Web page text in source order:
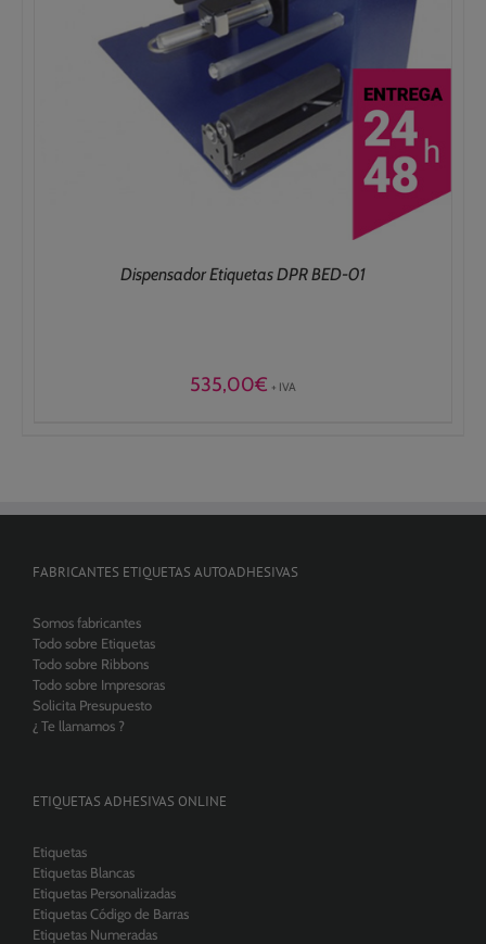
Dispensador Etiquetas DPR BED-01
535,00€ + IVA
FABRICANTES ETIQUETAS AUTOADHESIVAS
Somos fabricantes
Todo sobre Etiquetas
Todo sobre Ribbons
Todo sobre Impresoras
Solicita Presupuesto
¿ Te llamamos ?
ETIQUETAS ADHESIVAS ONLINE
Etiquetas
Etiquetas Blancas
Etiquetas Personalizadas
Etiquetas Código de Barras
Etiquetas Numeradas